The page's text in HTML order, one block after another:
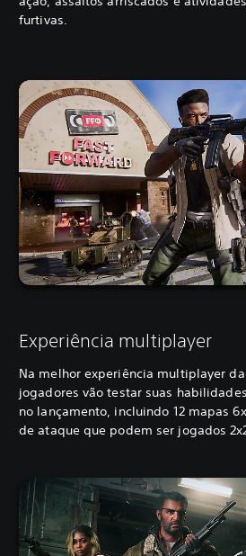
furtivas.
Experiência multiplayer
Na melhor experiência multiplayer
jogadores vão testar suas
no lançamento, incluindo 12 mapas
de ataque que podem ser jogados